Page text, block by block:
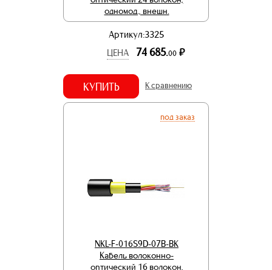
одномод., внешн.
Артикул:3325
ЦЕНА
74 685.00 р.
КУПИТЬ К сравнению
под заказ
NKL-F-016S9D-07B-BK
Кабель волоконно-
оптический 16 волокон,